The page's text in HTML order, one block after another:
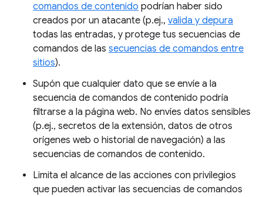
comandos de contenido podrían haber sido
creados por un atacante (p.ej., valida y depura
todas las entradas, y protege tus secuencias de
comandos de las secuencias de comandos entre
sitios).
Supón que cualquier dato que se envíe a la
secuencia de comandos de contenido podría
filtrarse a la página web. No envíes datos sensibles
(p.ej., secretos de la extensión, datos de otros
orígenes web o historial de navegación) a las
secuencias de comandos de contenido.
Limita el alcance de las acciones con privilegios
que pueden activar las secuencias de comandos